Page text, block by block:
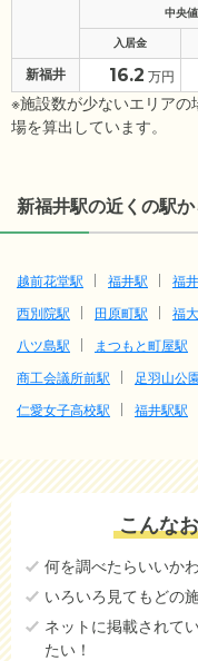
中央値
入居金
新福井 16.2 万円
※施設数が少ないエリア
場を算出しています。
新福井駅の近くの駅
越前花堂駅 福井駅 福
西別院駅
田原町駅 福
八ツ島駅
まつもと町屋駅
商工会議所前駅
足羽山公
仁愛女子高校駅
福井駅駅
こんな
何を調べたらいいか
いろいろ見てもどの
ネットに掲載されて
たい！